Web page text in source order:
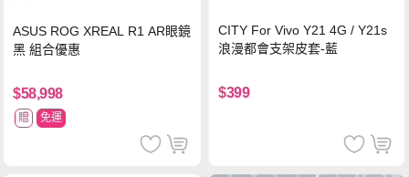
ASUS ROG XREAL R1 AR眼鏡
黑 組合優惠
$58,998
贈 免運
CITY For Vivo Y21 4G / Y21s
浪漫都會支架皮套-藍
$399